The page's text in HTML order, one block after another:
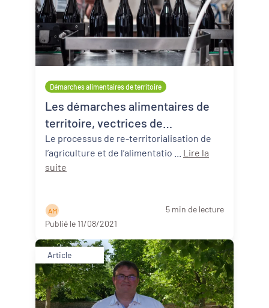
Démarches alimentaires de territoire
Les démarches alimentaires de
territoire, vectrices de
développement économique ?
Le processus de re-territorialisation de
Lire la
suite
A M
5 min de lecture
Publié le 11/08/2021
Article